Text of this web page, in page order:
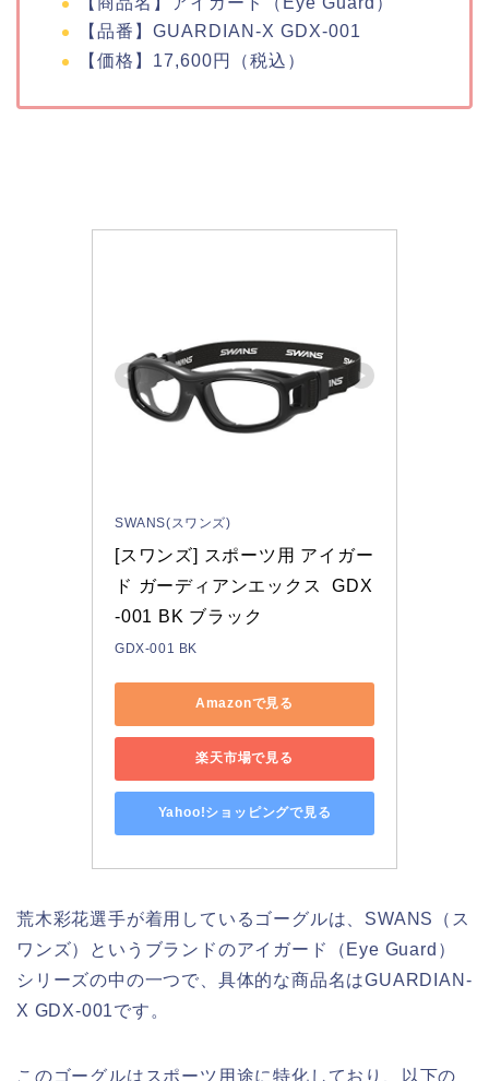
【品番】GUARDIAN-X GDX-001
【価格】17,600円（税込）
SWANS(スワンズ)
[スワンズ] スポーツ用 アイガー
ド ガーディアンエックス  GDX
-001 BK ブラック
GDX-001 BK
Amazonで見る
楽天市場で見る
Yahoo!ショッピングで見る
荒木彩花選手が着用しているゴーグルは、SWANS（ス
ワンズ）というブランドのアイガード（Eye Guard）
シリーズの中の一つで、具体的な商品名はGUARDIAN-
X GDX-001です。
このゴーグルはスポーツ用途に特化しており、以下の